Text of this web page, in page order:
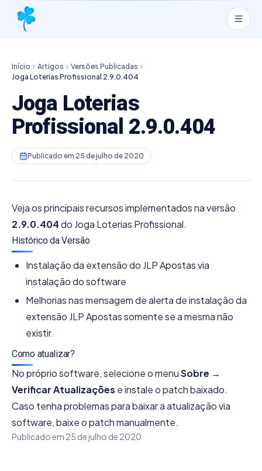
Início Artigos
Versões Publicadas
Joga Loterias Profissional 2.9.0.404
Joga Loterias
Profissional 2.9.0.404
Publicado em 25 de julho de 2020
Veja os principais recursos implementados na versão
2.9.0.404do Joga Loterias Profissional.
Histórico da Versão
Instalação da extensão do JLP Apostas via
instalação do software
Melhorias nas mensagem de alerta de instalação da
extensão JLP Apostas somente se a mesma não
existir.
Como atualizar?
No próprio software, selecione o menuSobre →
Verificar Atualizações e instale o patch baixado.
Caso tenha problemas para baixar a atualização via
software, baixe o patch manualmente.
Publicado em 25 de julho de 2020